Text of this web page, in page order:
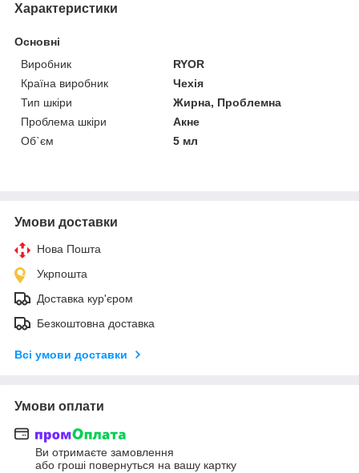
Характеристики
Основні
Виробник
RYOR
Країна виробник
Чехія
Тип шкіри
Жирна, Проблемна
Проблема шкіри
Акне
Об`єм
5 мл
Умови доставки
Нова Пошта
Укрпошта
Доставка кур'єром
Безкоштовна доставка
Всі умови доставки
Умови оплати
Ви отримаєте замовлення
або гроші повернуться на вашу картку